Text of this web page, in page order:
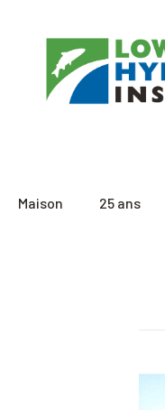
Maison 25 ans